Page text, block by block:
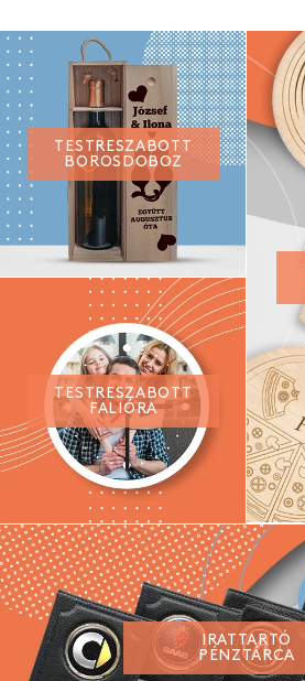
TESTRESZABOTT
BOROSDOBOZ
TESTRESZABOTT
FALIÓRA
IRATTARTÓ
PÉNZTÁRCA